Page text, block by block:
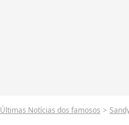
Últimas Notícias dos famosos